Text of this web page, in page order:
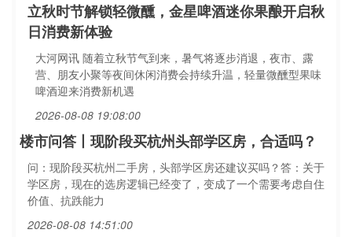
立秋时节解锁轻微醺，金星啤酒迷你果酿开启秋
日消费新体验
大河网讯 随着立秋节气到来，暑气将逐步消退，夜市、露
营、朋友小聚等夜间休闲消费会持续升温，轻量微醺型果味
啤酒迎来消费新机遇
2026-08-08 19:08:00
楼市问答丨现阶段买杭州头部学区房，合适吗？
问：现阶段买杭州二手房，头部学区房还建议买吗？答：关于
学区房，现在的选房逻辑已经变了，变成了一个需要考虑自住
价值、抗跌能力
2026-08-08 14:51:00